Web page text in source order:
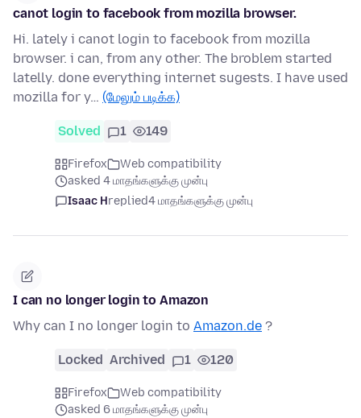
canot login to facebook from mozilla browser.
Hi. lately i canot login to facebook from mozilla
browser. i can, from any other. The broblem started
latelly. done everything internet sugests. I have used
mozilla for y… (மேலும் படிக்க)
Solved 1 149
Firefox
Web compatibility
asked 4 மாதங்களுக்கு முன்பு
Isaac Hreplied4 மாதங்களுக்கு முன்பு
I can no longer login to Amazon
Why can I no longer login to Amazon.de ?
Locked Archived 1 120
Firefox
Web compatibility
asked 6 மாதங்களுக்கு முன்பு